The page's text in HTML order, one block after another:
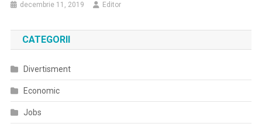
decembrie 11, 2019 Editor
CATEGORII
Divertisment
Economic
Jobs